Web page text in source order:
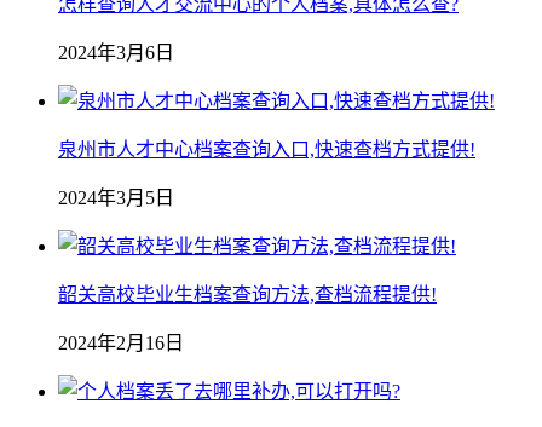
2024年3月6日
泉州市人才中心档案查询入口,快速查档方式提供!
2024年3月5日
韶关高校毕业生档案查询方法,查档流程提供!
2024年2月16日